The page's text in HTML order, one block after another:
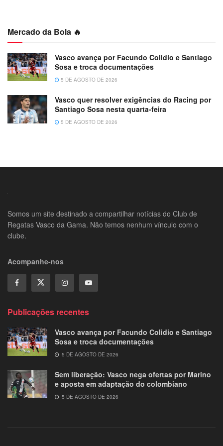
Mercado da Bola 🔥
Vasco avança por Facundo Colidio e Santiago
Sosa e troca documentações
5 DE AGOSTO DE 2026
Vasco quer resolver exigências do Racing por
Santiago Sosa nesta quarta-feira
5 DE AGOSTO DE 2026
Somos um site destinado a compartilhar notícias do Club de
Regatas Vasco da Gama. Não temos nenhum vínculo com o
clube.
Acompanhe-nos
Publicações recentes
Vasco avança por Facundo Colidio e Santiago
Sosa e troca documentações
5 DE AGOSTO DE 2026
Sem liberação: Vasco nega ofertas por Marino
e aposta em adaptação do colombiano
5 DE AGOSTO DE 2026